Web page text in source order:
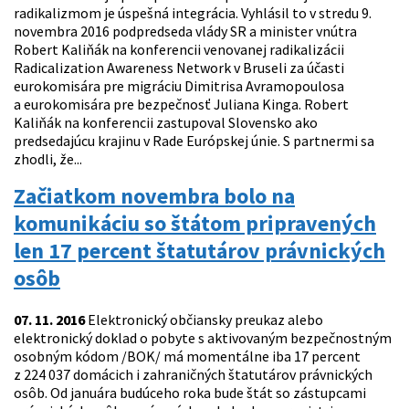
radikalizmom je úspešná integrácia. Vyhlásil to v stredu 9.
novembra 2016 podpredseda vlády SR a minister vnútra
Robert Kaliňák na konferencii venovanej radikalizácii
Radicalization Awareness Network v Bruseli za účasti
eurokomisára pre migráciu Dimitrisa Avramopoulosa
a eurokomisára pre bezpečnosť Juliana Kinga. Robert
Kaliňák na konferencii zastupoval Slovensko ako
predsedajúcu krajinu v Rade Európskej únie. S partnermi sa
zhodli, že...
Začiatkom novembra bolo na
komunikáciu so štátom pripravených
len 17 percent štatutárov právnických
osôb
07. 11. 2016Elektronický občiansky preukaz alebo
elektronický doklad o pobyte s aktivovaným bezpečnostným
osobným kódom /BOK/ má momentálne iba 17 percent
z 224 037 domácich i zahraničných štatutárov právnických
osôb. Od januára budúceho roka bude štát so zástupcami